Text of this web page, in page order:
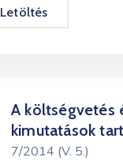
Letöltés
A költségvetés
kimutatások
7/2014 (V. 5.)